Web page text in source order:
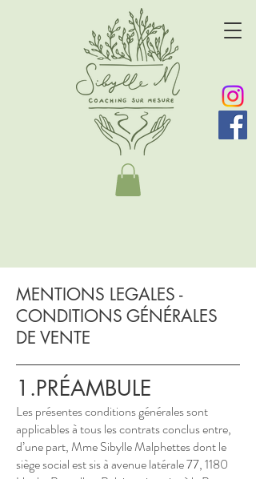
MENTIONS LEGALES -
CONDITIONS GÉNÉRALES
DE VENTE
1.PRÉAMBULE
Les présentes conditions générales sont
applicables à tous les contrats conclus entre,
d’une part, Mme Sibylle Malphettes dont le
siège social est sis à avenue latérale 77, 1180